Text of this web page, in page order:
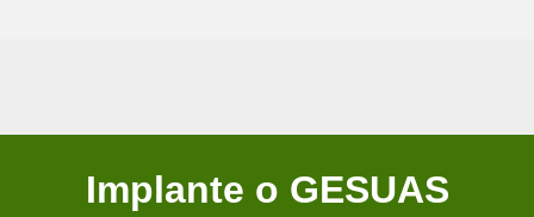
Implante o GESUAS